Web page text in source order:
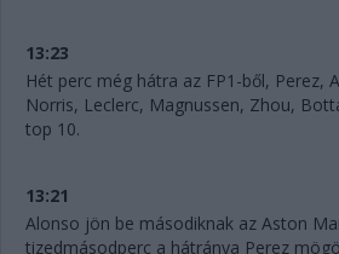
13:23
Hét perc még hátra az FP1-ből, Perez,
Norris, Leclerc, Magnussen, Zhou,
top 10.
13:21
Alonso jön be másodiknak az Aston
tizedmásodperc a hátránya Perez